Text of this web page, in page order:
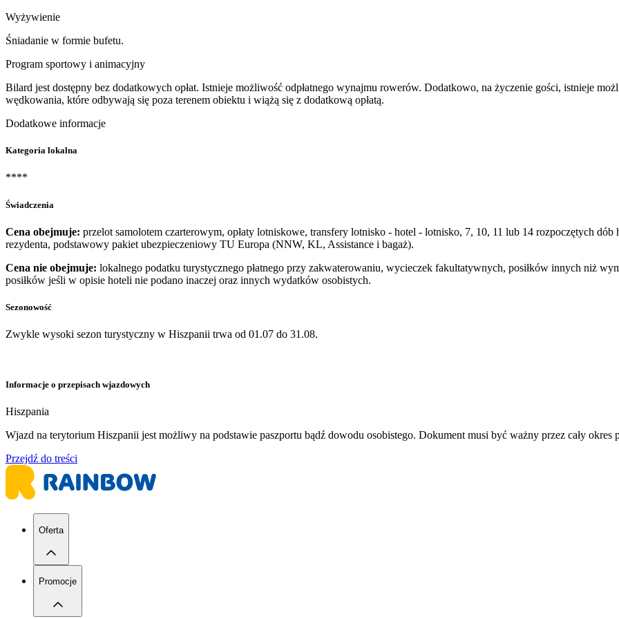
Wyżywienie
Śniadanie w formie bufetu.
Program sportowy i animacyjny
Bilard jest dostępny bez dodatkowych opłat. Istnieje możliwość odpłatnego wynajmu rowerów. Dodatkowo, na życzenie gości, istnieje
wędkowania, które odbywają się poza terenem obiektu i wiążą się z dodatkową opłatą.
Dodatkowe informacje
Kategoria lokalna
****
Świadczenia
Cena obejmuje: przelot samolotem czarterowym, opłaty lotniskowe, transfery lotnisko - hotel - lotnisko, 7, 10, 11 lub 14 rozpoczętych
rezydenta, podstawowy pakiet ubezpieczeniowy TU Europa (NNW, KL, Assistance i bagaż).
Cena nie obejmuje: lokalnego podatku turystycznego płatnego przy zakwaterowaniu, wycieczek fakultatywnych, posiłków innych niż
posiłków jeśli w opisie hoteli nie podano inaczej oraz innych wydatków osobistych.
Sezonowość
Zwykle wysoki sezon turystyczny w Hiszpanii trwa od 01.07 do 31.08.
Informacje o przepisach wjazdowych
Hiszpania
​Wjazd na terytorium Hiszpanii jest możliwy na podstawie paszportu bądź dowodu osobistego. Dokument musi być ważny przez cały okres
Przejdź do treści
Oferta
Promocje